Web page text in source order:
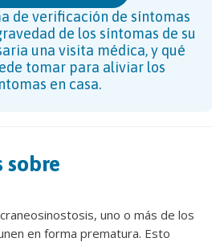
de verificación de síntomas
de los síntomas de su
una visita médica, y qué
tomar para aliviar los
en casa.
sobre
uno o más de los
en forma prematura. Esto